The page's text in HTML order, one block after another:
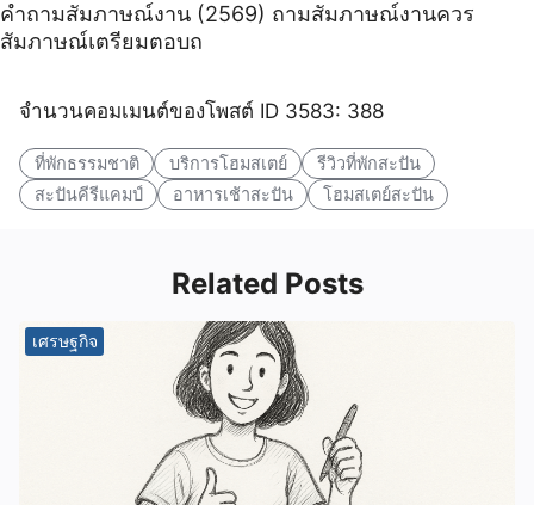
คําถามสัมภาษณ์งาน (2569) ถามสัมภาษณ์งานควร
สัมภาษณ์เตรียมตอบถ
จำนวนคอมเมนต์ของโพสต์ ID 3583: 388
ที่พักธรรมชาติ บริการโฮมสเตย์
รีวิวที่พักสะปัน
สะปันคีรีแคมป์
อาหารเช้าสะปัน โฮมสเตย์สะปัน
Related Posts
เศรษฐกิจ